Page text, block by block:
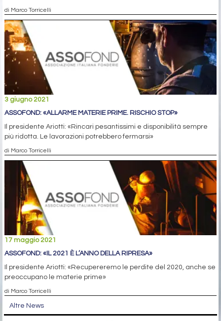
di Marco Torricelli
3 giugno 2021
ASSOFOND: «ALLARME MATERIE PRIME. RISCHIO STOP»
Il presidente Ariotti: «Rincari pesantissimi e disponibilità sempre
più ridotta. Le lavorazioni potrebbero fermarsi»
di Marco Torricelli
17 maggio 2021
ASSOFOND: «IL 2021 È L’ANNO DELLA RIPRESA»
Il presidente Ariotti: «Recupereremo le perdite del 2020, anche se
preoccupano le materie prime»
di Marco Torricelli
Altre News